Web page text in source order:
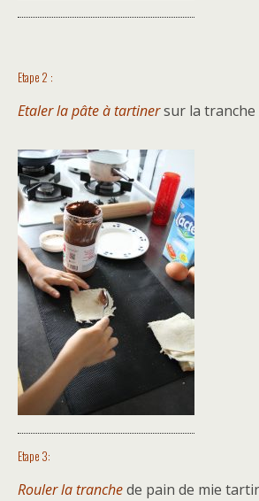
Etape 2 :
Etaler la pâte à tartinersur la tranche
Etape 3:
Rouler la tranchede pain de mie